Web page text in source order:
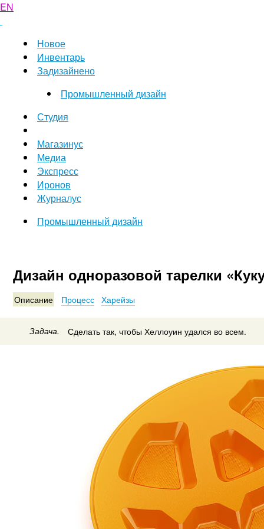
EN
Новое
Инвентарь
Задизайнено
Промышленный дизайн
Студия
Магазинус
Медиа
Экспресс
Иронов
Журналус
Промышленный дизайн
Дизайн одноразовой тарелки
Описание Процесс Харейзы
Задача. Сделать так, чтобы Хеллоуин удался во всем.